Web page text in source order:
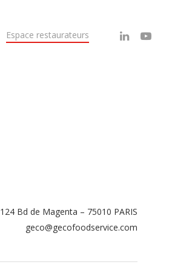
Espace restaurateurs
124 Bd de Magenta – 75010 PARIS
geco@gecofoodservice.com